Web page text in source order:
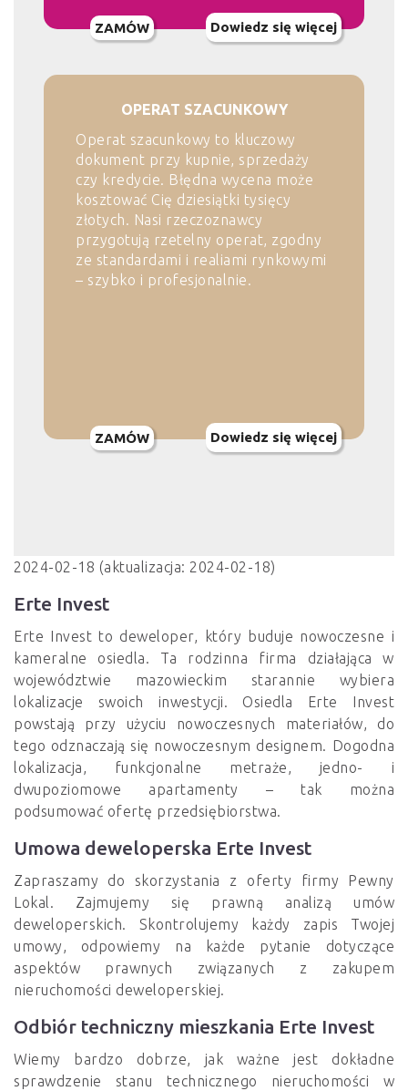
ZAMÓW Dowiedz się więcej
OPERAT SZACUNKOWY
Operat szacunkowy to kluczowy
dokument przy kupnie, sprzedaży
czy kredycie. Błędna wycena może
kosztować Cię dziesiątki tysięcy
złotych. Nasi rzeczoznawcy
przygotują rzetelny operat, zgodny
ze standardami i realiami rynkowymi
– szybko i profesjonalnie.
ZAMÓW Dowiedz się więcej
2024-02-18 (aktualizacja: 2024-02-18)
Erte Invest
Erte Invest to deweloper, który buduje nowoczesne i
kameralne osiedla. Ta rodzinna firma działająca w
województwie mazowieckim starannie wybiera
lokalizacje swoich inwestycji. Osiedla Erte Invest
powstają przy użyciu nowoczesnych materiałów, do
tego odznaczają się nowoczesnym designem. Dogodna
lokalizacja, funkcjonalne metraże, jedno- i
dwupoziomowe apartamenty – tak można
podsumować ofertę przedsiębiorstwa.
Umowa deweloperska Erte Invest
Zapraszamy do skorzystania z oferty firmy Pewny
Lokal. Zajmujemy się prawną analizą umów
deweloperskich. Skontrolujemy każdy zapis Twojej
umowy, odpowiemy na każde pytanie dotyczące
aspektów prawnych związanych z zakupem
nieruchomości deweloperskiej.
Odbiór techniczny mieszkania Erte Invest
Wiemy bardzo dobrze, jak ważne jest dokładne
sprawdzenie stanu technicznego nieruchomości w